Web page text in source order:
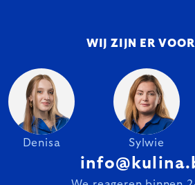
WIJ ZIJN ER
Denisa Sylwie